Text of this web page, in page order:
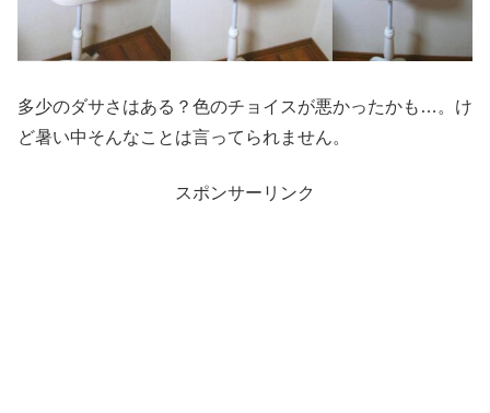
多少のダサさはある？色のチョイスが悪かったかも…。け
ど暑い中そんなことは言ってられません。
スポンサーリンク